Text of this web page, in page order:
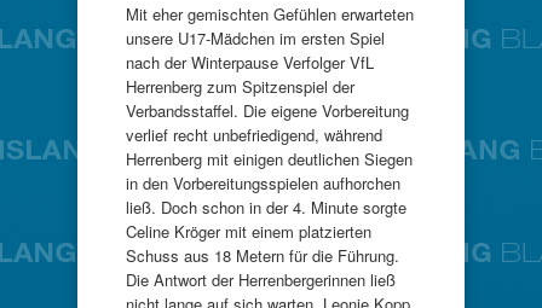
Mit eher gemischten Gefühlen erwarteten
unsere U17-Mädchen im ersten Spiel
nach der Winterpause Verfolger VfL
Herrenberg zum Spitzenspiel der
Verbandsstaffel. Die eigene Vorbereitung
verlief recht unbefriedigend, während
Herrenberg mit einigen deutlichen Siegen
in den Vorbereitungsspielen aufhorchen
ließ. Doch schon in der 4. Minute sorgte
Celine Kröger mit einem platzierten
Schuss aus 18 Metern für die Führung.
Die Antwort der Herrenbergerinnen ließ
nicht lange auf sich warten, Leonie Kopp